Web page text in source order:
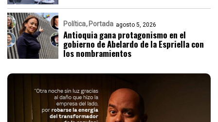
Política Portada agosto 5, 2026
Antioquia gana protagonismo en el
gobierno de Abelardo de la Espriella con
los nombramientos